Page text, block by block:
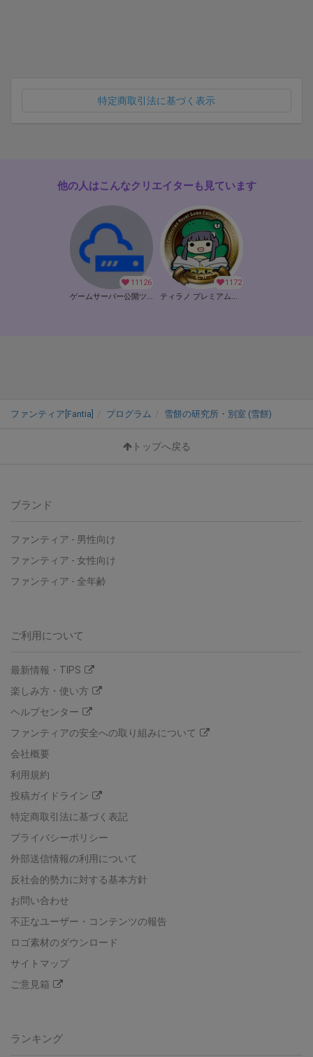
特定商取引法に基づく表示
他の人はこんなクリエイターも見ています
11126
ゲームサーバー公開ツール の開発支援
1172
ティラノ プレミアムメンバー
ファンティア[Fantia] プログラム 雪餅の研究所・別室 (雪餅)
トップへ戻る
ブランド
ファンティア - 男性向け
ファンティア - 女性向け
ファンティア - 全年齢
ご利用について
最新情報・TIPS
楽しみ方・使い方
ヘルプセンター
ファンティアの安全への取り組みについて
会社概要
利用規約
投稿ガイドライン
特定商取引法に基づく表記
プライバシーポリシー
外部送信情報の利用について
反社会的勢力に対する基本方針
お問い合わせ
不正なユーザー・コンテンツの報告
ロゴ素材のダウンロード
サイトマップ
ご意見箱
ランキング